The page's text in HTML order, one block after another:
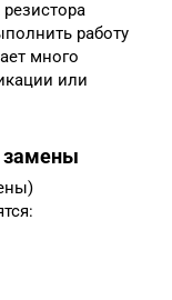
работу
много
или
замены